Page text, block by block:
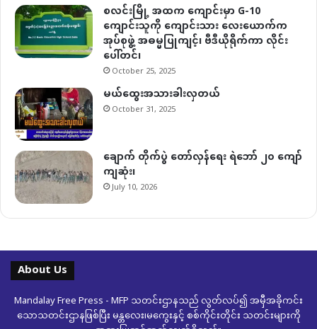
စလင်းမြို့ အထက ကျောင်းမှာ G-10
ကျောင်းသူကို ကျောင်းသား လေးယောက်က
အုပ်စုဖွဲ့ အဓမ္မပြုကျင့်၊ ဗီဒီယိုရိုက်ကာ လိုင်း
ပေါ်တင်၊
October 25, 2025
မယ်ထွေးအသားခါးလှတယ်
October 31, 2025
ချောက် တိုက်ပွဲ တော်လှန်ရေး ရဲဘော် ၂၀ ကျော်
ကျဆုံး၊
July 10, 2026
About Us
Mandalay Free Press - MFP သတင်းဌာနသည် လွတ်လပ်၍ အမှီအခိုကင်း
သောသတင်းဌာနဖြစ်ပြီး မန္တလေး၊မကွေးနှင့် စစ်ကိုင်းတိုင်း သတင်းများကို